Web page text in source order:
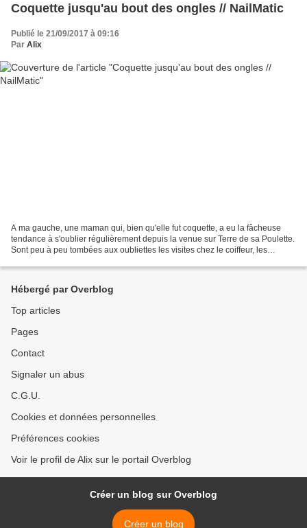
Coquette jusqu'au bout des ongles // NailMatic
Publié le 21/09/2017 à 09:16
Par Alix
A ma gauche, une maman qui, bien qu'elle fut coquette, a eu la fâcheuse
tendance à s'oublier régulièrement depuis la venue sur Terre de sa Poulette.
Sont peu à peu tombées aux oubliettes les visites chez le coiffeur, les
Hébergé par Overblog
Top articles
Pages
Contact
Signaler un abus
C.G.U.
Cookies et données personnelles
Préférences cookies
Voir le profil de Alix sur le portail Overblog
Créer un blog sur Overblog
Créer un blog